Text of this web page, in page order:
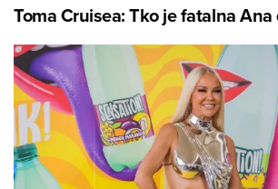
Toma Cruisea: Tko je fatalna Ana